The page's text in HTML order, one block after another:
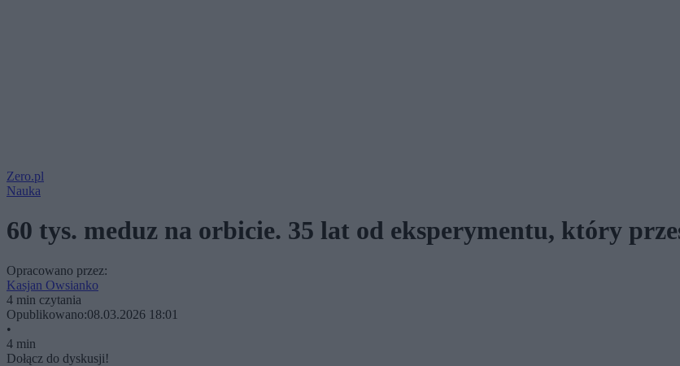
Zero.pl
Nauka
60 tys. meduz na orbicie. 35 lat od eksperymentu, który
Opracowano przez:
Kasjan Owsianko
4 min czytania
Opublikowano:08.03.2026 18:01
•
4 min
Dołącz do dyskusji!